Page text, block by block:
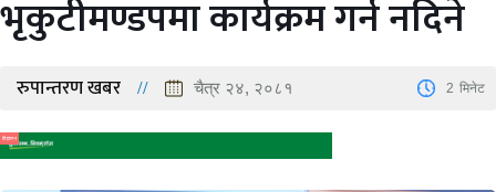
भृकुटीमण्डपमा कार्यक्रम गर्न नदिने
रुपान्तरण खबर चैत्र २४, २०८१ 2 मिनेट
विज्ञापन